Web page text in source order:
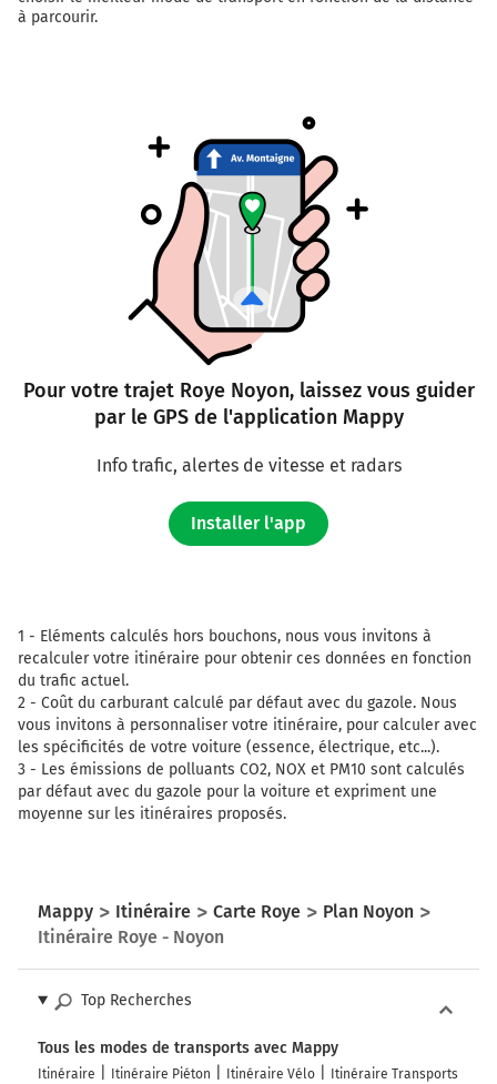
à parcourir.
Pour votre trajet Roye Noyon, laissez vous guider
par le GPS de l'application Mappy
Info trafic, alertes de vitesse et radars
Installer l'app
1 - Eléments calculés hors bouchons, nous vous invitons à
recalculer votre itinéraire pour obtenir ces données en fonction
du trafic actuel.
2 - Coût du carburant calculé par défaut avec du gazole. Nous
vous invitons à personnaliser votre itinéraire, pour calculer avec
les spécificités de votre voiture (essence, électrique, etc...).
3 - Les émissions de polluants CO2, NOX et PM10 sont calculés
par défaut avec du gazole pour la voiture et expriment une
moyenne sur les itinéraires proposés.
Mappy Itinéraire Carte Roye
Plan Noyon
Itinéraire Roye - Noyon
Top Recherches
Tous les modes de transports avec Mappy
Itinéraire Itinéraire Piéton Itinéraire Vélo
Itinéraire Transports